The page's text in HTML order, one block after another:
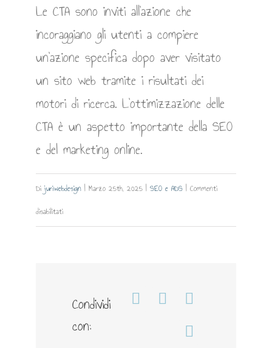
Le CTA sono inviti all’azione che
incoraggiano gli utenti a compiere
un’azione specifica dopo aver visitato
un sito web tramite i risultati dei
motori di ricerca. L’ottimizzazione delle
CTA è un aspetto importante della SEO
e del marketing online.
Dijuriwebdesign | Marzo 25th, 2025 | SEO e ADS | Commenti
disabilitatisu
Condividi
con:
Facebook
WhatsApp
Telegram
Email